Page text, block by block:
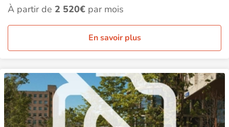
À partir de 2 520€ par mois
En savoir plus